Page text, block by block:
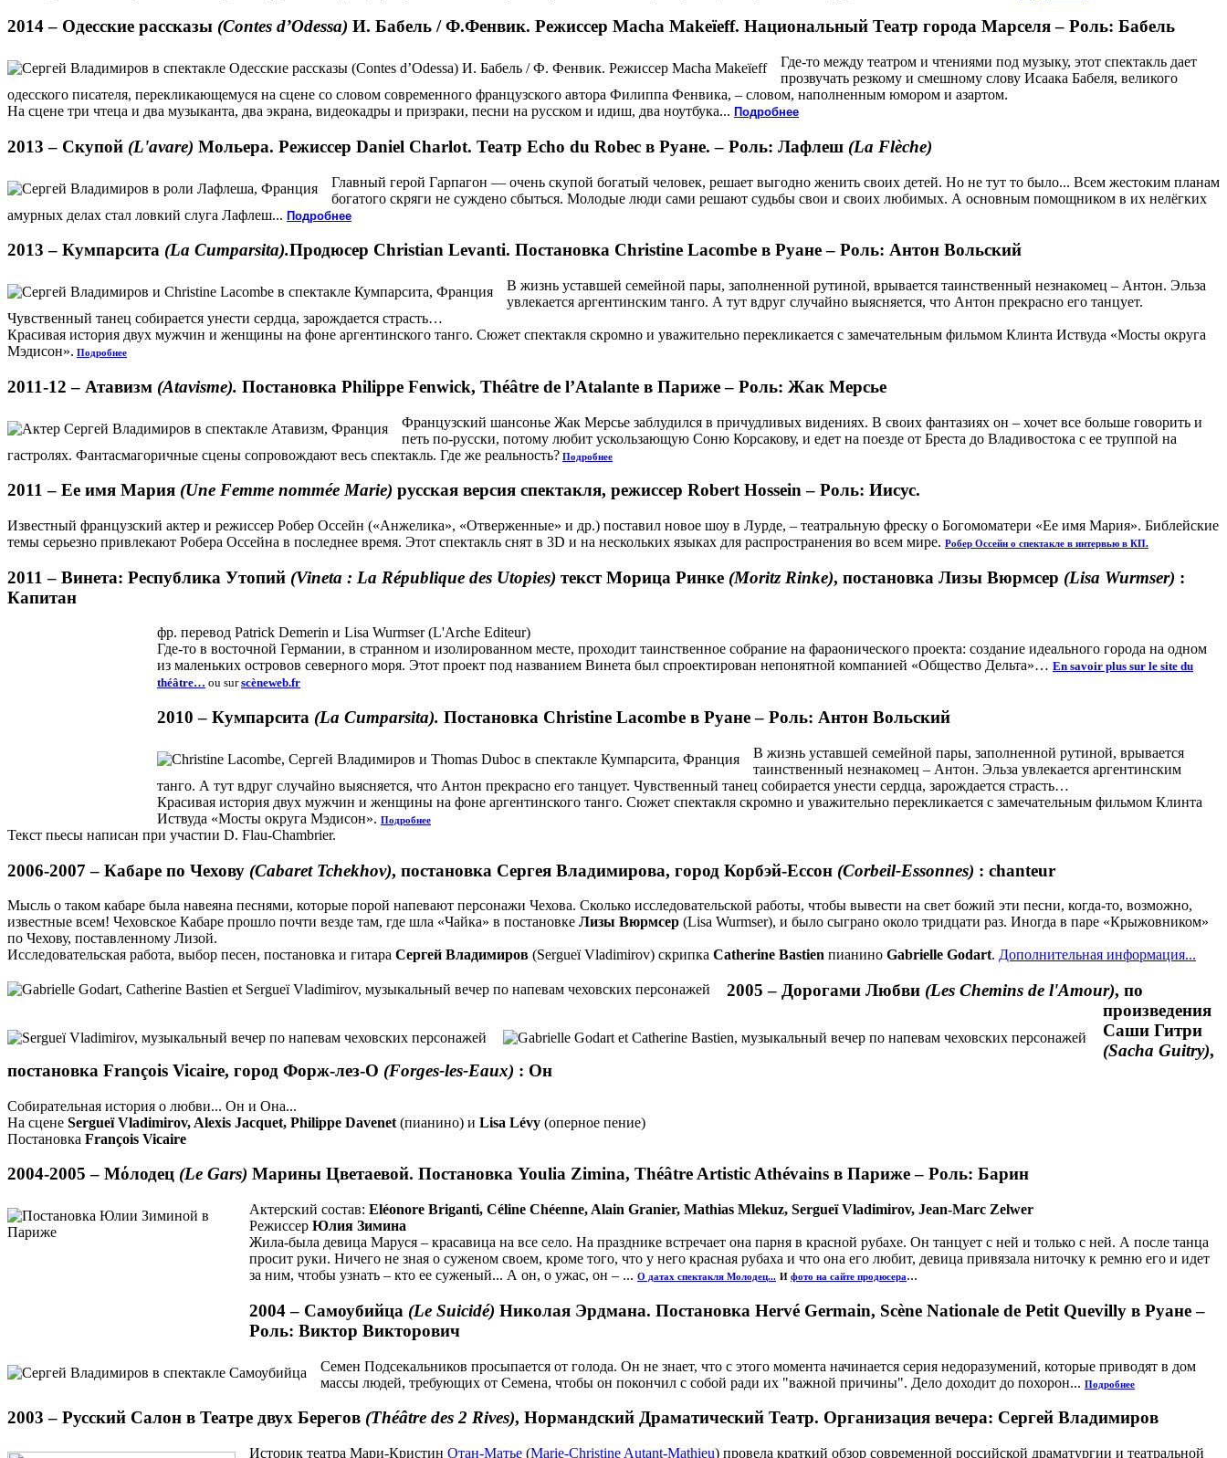
2014 – Одесские рассказы (Contes d’Odessa) И. Бабель / Ф.Фенвик. Режиссер Macha Makeïeff. Национальный Театр города Марселя – Роль: Бабель
Где-то между театром и чтениями под музыку, этот спектакль дает
прозвучать резкому и смешному слову Исаака Бабеля, великого
одесского писателя, перекликающемуся на сцене со словом современного французского автора Филиппа Фенвика, – словом, наполненным юмором и азартом.
На сцене три чтеца и два музыканта, два экрана, видеокадры и призраки, песни на русском и идиш, два ноутбука... Подробнее
2013 – Скупой (L'avare) Мольера. Режиссер Daniel Charlot. Театр Echo du Robec в Руане. – Роль: Лафлеш (La Flèche)
Главный герой Гарпагон — очень скупой богатый человек, решает выгодно женить своих детей. Но не тут то было... Всем жестоким планам
богатого скряги не суждено сбыться. Молодые люди сами решают судьбы свои и своих любимых. А основным помощником в их нелёгких
амурных делах стал ловкий слуга Лафлеш... Подробнее
2013 – Кумпарсита (La Cumparsita).Продюсер Christian Levanti. Постановка Christine Lacombe в Руане – Роль: Антон Вольский
В жизнь уставшей семейной пары, заполненной рутиной, врывается таинственный незнакомец – Антон. Эльза
увлекается аргентинским танго. А тут вдруг случайно выясняется, что Антон прекрасно его танцует.
Чувственный танец собирается унести сердца, зарождается страсть…
Красивая история двух мужчин и женщины на фоне аргентинского танго. Сюжет спектакля скромно и уважительно перекликается с замечательным фильмом Клинта Иствуда «Мосты округа
Мэдисон». Подробнее
2011-12 – Атавизм (Atavisme). Постановка Philippe Fenwick, Théâtre de l’Atalante в Париже – Роль: Жак Мерсье
Французский шансонье Жак Мерсье заблудился в причудливых видениях. В своих фантазиях он – хочет все больше говорить и
петь по-русски, потому любит ускользающую Соню Корсакову, и едет на поезде от Бреста до Владивостока с ее труппой на
гастролях. Фантасмагоричные сцены сопровождают весь спектакль. Где же реальность? Подробнее
2011 – Ее имя Мария (Une Femme nommée Marie) русская версия спектакля, режиссер Robert Hossein – Роль: Иисус.
Известный французский актер и режиссер Робер Оссейн («Анжелика», «Отверженные» и др.) поставил новое шоу в Лурде, – театральную фреску о Богомоматери «Ее имя Мария». Библейские
темы серьезно привлекают Робера Оссейна в последнее время. Этот спектакль снят в 3D и на нескольких языках для распространения во всем мире. Робер Оссейн о спектакле в интервью в КП.
2011 – Винета: Республика Утопий (Vineta : La République des Utopies) текст Морица Ринке (Moritz Rinke), постановка Лизы Вюрмсер (Lisa Wurmser) :
Капитан
фр. перевод Patrick Demerin и Lisa Wurmser (L'Arche Editeur)
Где-то в восточной Германии, в странном и изолированном месте, проходит таинственное собрание на фараонического проекта: создание идеального города на одном
из маленьких островов северного моря. Этот проект под названием Винета был спроектирован непонятной компанией «Общество Дельта»… En savoir plus sur le site du
théâtre… ou sur scèneweb.fr
2010 – Кумпарсита (La Cumparsita). Постановка Christine Lacombe в Руане – Роль: Антон Вольский
В жизнь уставшей семейной пары, заполненной рутиной, врывается
таинственный незнакомец – Антон. Эльза увлекается аргентинским
танго. А тут вдруг случайно выясняется, что Антон прекрасно его танцует. Чувственный танец собирается унести сердца, зарождается страсть…
Красивая история двух мужчин и женщины на фоне аргентинского танго. Сюжет спектакля скромно и уважительно перекликается с замечательным фильмом Клинта
Иствуда «Мосты округа Мэдисон». Подробнее
Текст пьесы написан при участии D. Flau-Chambrier.
2006-2007 – Кабаре по Чехову (Cabaret Tchekhov), постановка Сергея Владимирова, город Корбэй-Ессон (Corbeil-Essonnes) : chanteur
Мысль о таком кабаре была навеяна песнями, которые порой напевают персонажи Чехова. Сколько исследовательской работы, чтобы вывести на свет божий эти песни, когда-то, возможно,
известные всем! Чеховское Кабаре прошло почти везде там, где шла «Чайка» в постановке Лизы Вюрмсер (Lisa Wurmser), и было сыграно около тридцати раз. Иногда в паре «Крыжовником»
по Чехову, поставленному Лизой.
Исследовательская работа, выбор песен, постановка и гитара Сергей Владимиров (Sergueï Vladimirov) скрипка Catherine Bastien пианино Gabrielle Godart. Дополнительная информация...
2005 – Дорогами Любви (Les Chemins de l'Amour), по
произведения
Саши Гитри
(Sacha Guitry),
постановка François Vicaire, город Форж-лез-О (Forges-les-Eaux) : Он
Собирательная история о любви... Он и Она...
На сцене Sergueï Vladimirov, Alexis Jacquet, Philippe Davenet (пианино) и Lisa Lévy (оперное пение)
Постановка François Vicaire
2004-2005 – Мόлодец (Le Gars) Марины Цветаевой. Постановка Youlia Zimina, Théâtre Artistic Athévains в Париже – Роль: Барин
Актерский состав: Eléonore Briganti, Céline Chéenne, Alain Granier, Mathias Mlekuz, Sergueï Vladimirov, Jean-Marc Zelwer
Режиссер Юлия Зимина
Жила-была девица Маруся – красавица на все село. На празднике встречает она парня в красной рубахе. Он танцует с ней и только с ней. А после танца
просит руки. Ничего не зная о суженом своем, кроме того, что у него красная рубаха и что она его любит, девица привязала ниточку к ремню его и идет
за ним, чтобы узнать – кто ее суженый... А он, о ужас, он – ... О датах спектакля Молодец... И фото на сайте продюсера...
2004 – Самоубийца (Le Suicidé) Николая Эрдмана. Постановка Hervé Germain, Scène Nationale de Petit Quevilly в Руане –
Роль: Виктор Викторович
Семен Подсекальников просыпается от голода. Он не знает, что с этого момента начинается серия недоразумений, которые приводят в дом
массы людей, требующих от Семена, чтобы он покончил с собой ради их "важной причины". Дело доходит до похорон... Подробнее
2003 – Русский Салон в Театре двух Берегов (Théâtre des 2 Rives), Нормандский Драматический Театр. Организация вечера: Сергей Владимиров
Историк театра Мари-Кристин Отан-Матье (Marie-Christine Autant-Mathieu) провела краткий обзор современной российской драматургии и театральной